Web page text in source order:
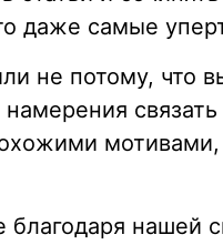
даже самые
не потому, что
мотивами,
нашей